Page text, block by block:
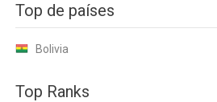
Top de países
Bolivia
Top Ranks